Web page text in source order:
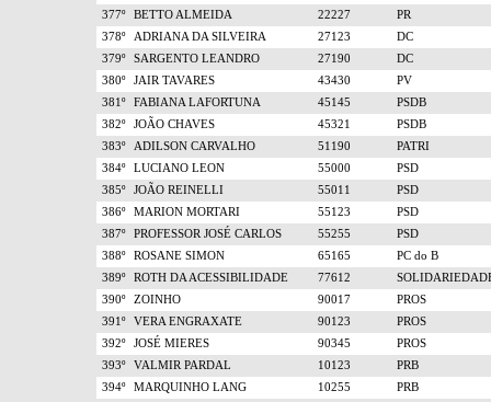
377º
BETTO ALMEIDA 22227
PR
378º
ADRIANA DA SILVEIRA 27123
DC
379º
SARGENTO LEANDRO 27190
DC
380º
JAIR TAVARES 43430
PV
381º
FABIANA LAFORTUNA 45145
PSDB
382º
JOÃO CHAVES 45321
PSDB
383º
ADILSON CARVALHO 51190
PATRI
384º
LUCIANO LEON 55000
PSD
385º
JOÃO REINELLI 55011
PSD
386º
MARION MORTARI 55123
PSD
387º
PROFESSOR JOSÉ CARLOS 55255
PSD
388º
ROSANE SIMON 65165
PC do B
389º
ROTH DA ACESSIBILIDADE 77612
390º
ZOINHO 90017
PROS
391º
VERA ENGRAXATE 90123
PROS
392º
JOSÉ MIERES 90345
PROS
393º
VALMIR PARDAL 10123
PRB
394º
MARQUINHO LANG 10255
PRB